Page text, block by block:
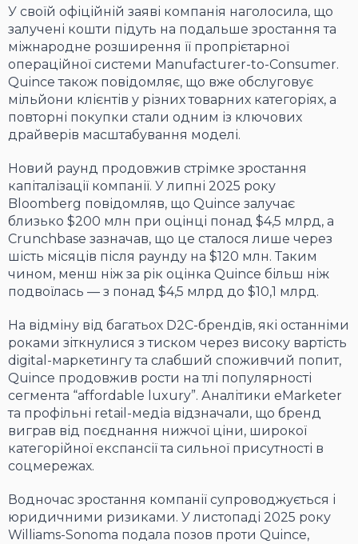
У своїй офіційній заяві компанія наголосила, що
залучені кошти підуть на подальше зростання та
міжнародне розширення її пропрієтарної
операційної системи Manufacturer-to-Consumer.
Quince також повідомляє, що вже обслуговує
мільйони клієнтів у різних товарних категоріях, а
повторні покупки стали одним із ключових
драйверів масштабування моделі.
Новий раунд продовжив стрімке зростання
капіталізації компанії. У липні 2025 року
Bloomberg повідомляв, що Quince залучає
близько $200 млн при оцінці понад $4,5 млрд, а
Crunchbase зазначав, що це сталося лише через
шість місяців після раунду на $120 млн. Таким
чином, менш ніж за рік оцінка Quince більш ніж
подвоїлась — з понад $4,5 млрд до $10,1 млрд.
На відміну від багатьох D2C-брендів, які останніми
роками зіткнулися з тиском через високу вартість
digital-маркетингу та слабший споживчий попит,
Quince продовжив рости на тлі популярності
сегмента “affordable luxury”. Аналітики eMarketer
та профільні retail-медіа відзначали, що бренд
виграв від поєднання нижчої ціни, широкої
категорійної експансії та сильної присутності в
соцмережах.
Водночас зростання компанії супроводжується і
юридичними ризиками. У листопаді 2025 року
Williams-Sonoma подала позов проти Quince,